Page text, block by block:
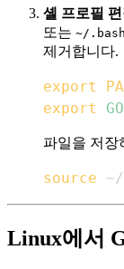
셸 프로필
또는 ~/
제거합니다.
export
export
파일을 저장
source
Linux에서